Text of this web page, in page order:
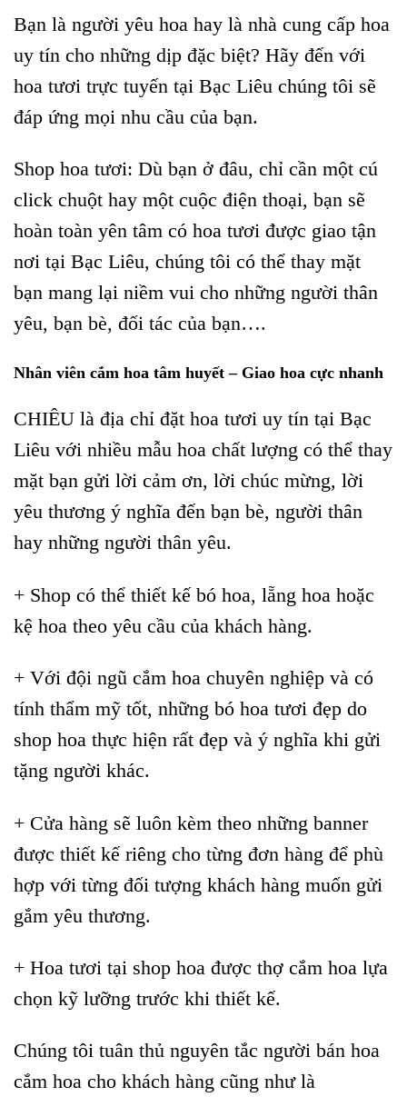
Bạn là người yêu hoa hay là nhà cung cấp hoa
uy tín cho những dịp đặc biệt? Hãy đến với
hoa tươi trực tuyến tại Bạc Liêu chúng tôi sẽ
đáp ứng mọi nhu cầu của bạn.
Shop hoa tươi: Dù bạn ở đâu, chỉ cần một cú
click chuột hay một cuộc điện thoại, bạn sẽ
hoàn toàn yên tâm có hoa tươi được giao tận
nơi tại Bạc Liêu, chúng tôi có thể thay mặt
bạn mang lại niềm vui cho những người thân
yêu, bạn bè, đối tác của bạn….
Nhân viên cắm hoa tâm huyết – Giao hoa cực nhanh
CHIÊU là địa chỉ đặt hoa tươi uy tín tại Bạc
Liêu với nhiều mẫu hoa chất lượng có thể thay
mặt bạn gửi lời cảm ơn, lời chúc mừng, lời
yêu thương ý nghĩa đến bạn bè, người thân
hay những người thân yêu.
+ Shop có thể thiết kế bó hoa, lẵng hoa hoặc
kệ hoa theo yêu cầu của khách hàng.
+ Với đội ngũ cắm hoa chuyên nghiệp và có
tính thẩm mỹ tốt, những bó hoa tươi đẹp do
shop hoa thực hiện rất đẹp và ý nghĩa khi gửi
tặng người khác.
+ Cửa hàng sẽ luôn kèm theo những banner
được thiết kế riêng cho từng đơn hàng để phù
hợp với từng đối tượng khách hàng muốn gửi
gắm yêu thương.
+ Hoa tươi tại shop hoa được thợ cắm hoa lựa
chọn kỹ lưỡng trước khi thiết kế.
Chúng tôi tuân thủ nguyên tắc người bán hoa
cắm hoa cho khách hàng cũng như là